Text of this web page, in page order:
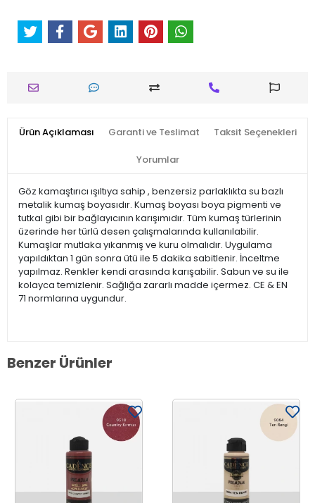
Ürün Açıklaması Garanti ve Teslimat Taksit Seçenekleri
Yorumlar
Göz kamaştırıcı ışıltıya sahip , benzersiz parlaklıkta su bazlı
metalik kumaş boyasıdır. Kumaş boyası boya pigmenti ve
tutkal gibi bir bağlayıcının karışımıdır. Tüm kumaş türlerinin
üzerinde her türlü desen çalışmalarında kullanılabilir.
Kumaşlar mutlaka yıkanmış ve kuru olmalıdır. Uygulama
yapıldıktan 1 gün sonra ütü ile 5 dakika sabitlenir. İnceltme
yapılmaz. Renkler kendi arasında karışabilir. Sabun ve su ile
kolayca temizlenir. Sağlığa zararlı madde içermez. CE & EN
71 normlarına uygundur.
Benzer Ürünler